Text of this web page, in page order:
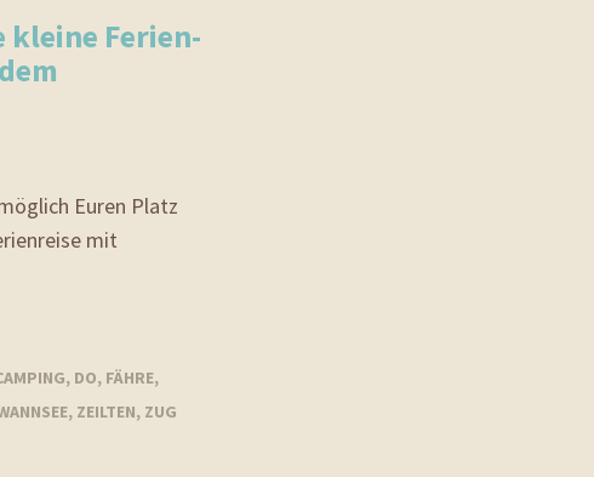
kleine Ferien-
Euren Platz
mit
, DO, FÄHRE,
, ZEILTEN, ZUG